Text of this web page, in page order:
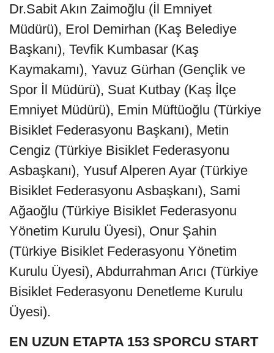
Dr.Sabit Akın Zaimoğlu (İl Emniyet
Müdürü), Erol Demirhan (Kaş Belediye
Başkanı), Tevfik Kumbasar (Kaş
Kaymakamı), Yavuz Gürhan (Gençlik ve
Spor İl Müdürü), Suat Kutbay (Kaş İlçe
Emniyet Müdürü), Emin Müftüoğlu (Türkiye
Bisiklet Federasyonu Başkanı), Metin
Cengiz (Türkiye Bisiklet Federasyonu
Asbaşkanı), Yusuf Alperen Ayar (Türkiye
Bisiklet Federasyonu Asbaşkanı), Sami
Ağaoğlu (Türkiye Bisiklet Federasyonu
Yönetim Kurulu Üyesi), Onur Şahin
(Türkiye Bisiklet Federasyonu Yönetim
Kurulu Üyesi), Abdurrahman Arıcı (Türkiye
Bisiklet Federasyonu Denetleme Kurulu
Üyesi).
EN UZUN ETAPTA 153 SPORCU START